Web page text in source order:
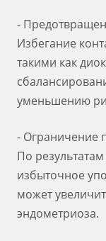
-
Избегание
такими как
уменьшению
- Ограничение
По
избыточное
может
эндометриоза.